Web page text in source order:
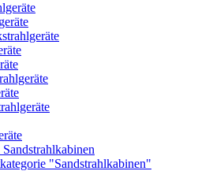
Sandstrahlkabinen
"Sandstrahlkabinen"